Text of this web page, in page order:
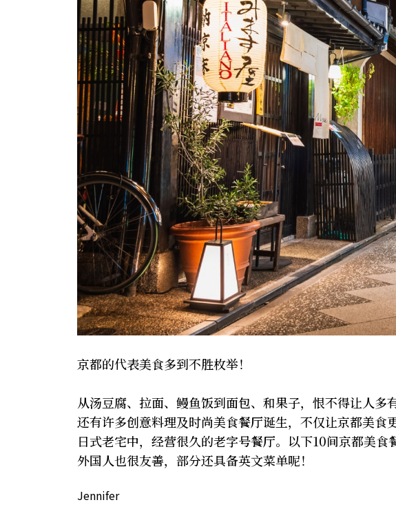
京都的代表美食多到不胜枚举！
从汤豆腐、拉面、鳗鱼饭到面包、和果子，恨不得让人
还有许多创意料理及时尚美食餐厅诞生，不仅让京都美食
日式老宅中，经营很久的老字号餐厅。以下10间京都美
外国人也很友善，部分还具备英文菜单呢！
Jennifer